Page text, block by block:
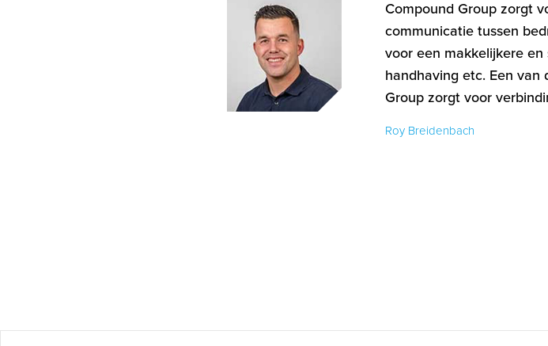
Compound Group zorgt
communicatie tussen
voor een makkelijkere
handhaving etc. Een
Group zorgt voor
Roy Breidenbach